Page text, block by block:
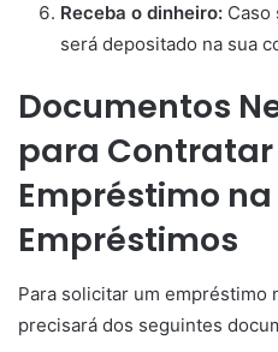
Receba o dinheiro: Caso
será depositado na sua
Documentos
para
Empréstimo na
Empréstimos
Para solicitar um empréstimo
precisará dos seguintes